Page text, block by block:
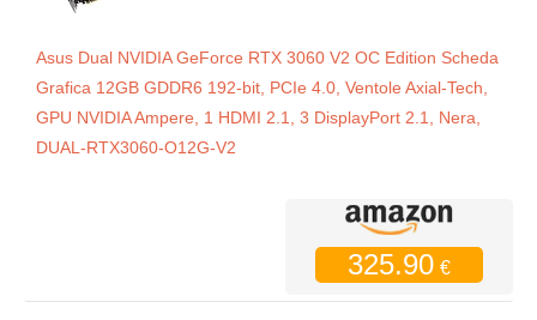
Asus Dual NVIDIA GeForce RTX 3060 V2 OC Edition Scheda
Grafica 12GB GDDR6 192-bit, PCIe 4.0, Ventole Axial-Tech,
GPU NVIDIA Ampere, 1 HDMI 2.1, 3 DisplayPort 2.1, Nera,
DUAL-RTX3060-O12G-V2
325.90 €